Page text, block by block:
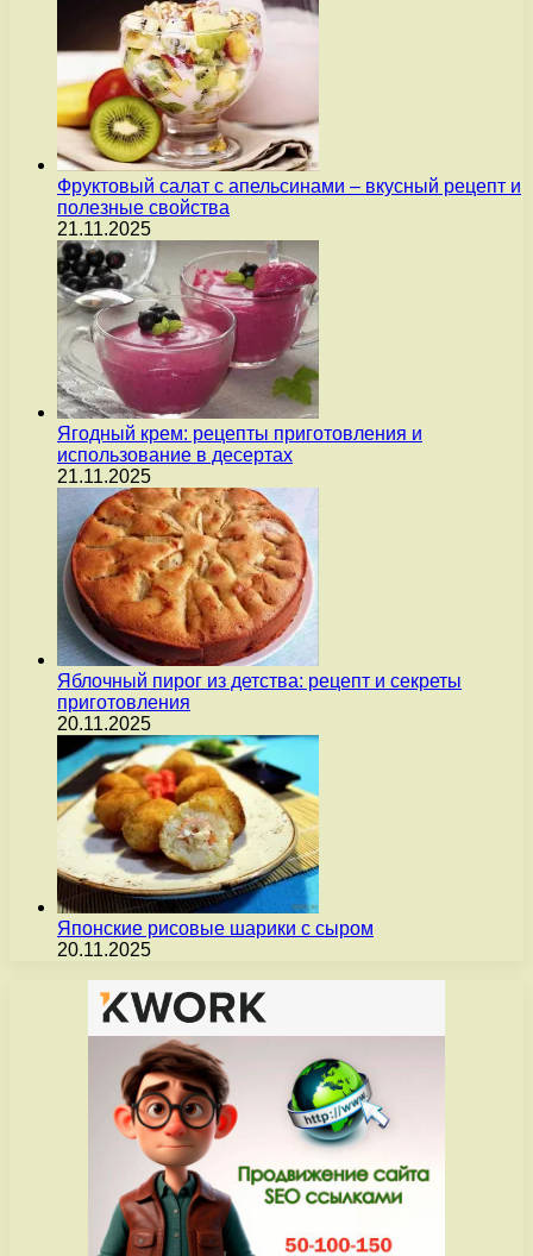
Фруктовый салат с апельсинами – вкусный рецепт и
полезные свойства
21.11.2025
Ягодный крем: рецепты приготовления и
использование в десертах
21.11.2025
Яблочный пирог из детства: рецепт и секреты
приготовления
20.11.2025
Японские рисовые шарики с сыром
20.11.2025